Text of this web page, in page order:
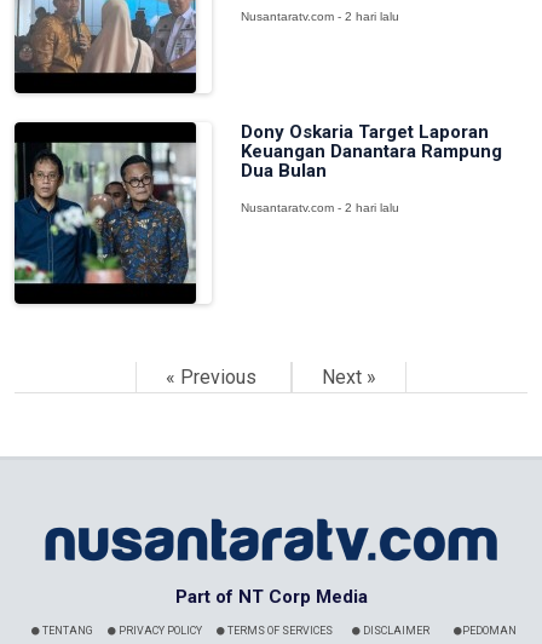
Nusantaratv.com - 2 hari lalu
Dony Oskaria Target Laporan
Keuangan Danantara Rampung
Dua Bulan
Nusantaratv.com - 2 hari lalu
« Previous Next »
Part of NT Corp Media
TENTANG PRIVACY POLICY TERMS OF SERVICES DISCLAIMER PEDOMAN